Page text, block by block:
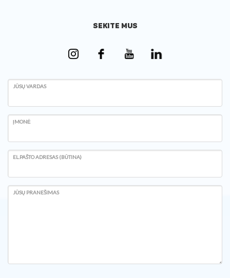
SEKITE MUS
JŪSŲ VARDAS
ĮMONĖ
EL.PAŠTO ADRESAS (BŪTINA)
JŪSŲ PRANEŠIMAS